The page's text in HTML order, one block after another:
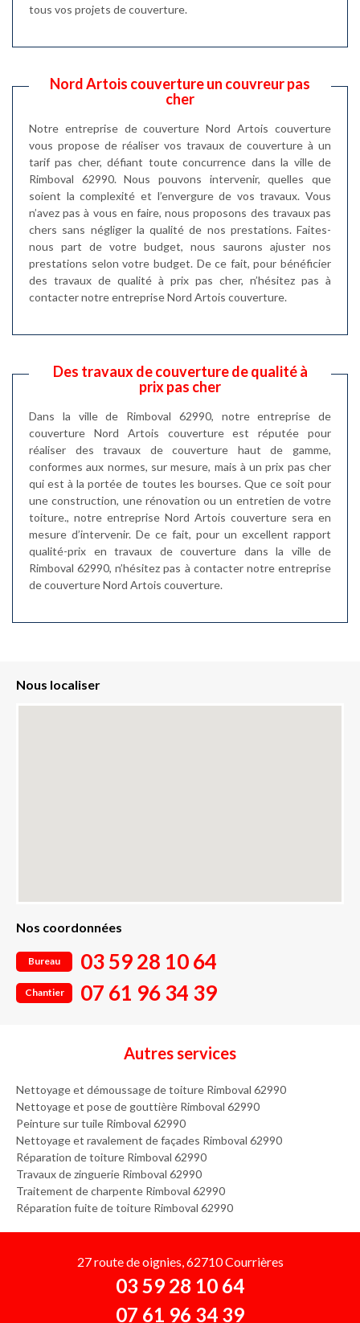
tous vos projets de couverture.
Nord Artois couverture un couvreur pas
cher
Notre entreprise de couverture Nord Artois couverture
vous propose de réaliser vos travaux de couverture à un
tarif pas cher, défiant toute concurrence dans la ville de
Rimboval 62990. Nous pouvons intervenir, quelles que
soient la complexité et l’envergure de vos travaux. Vous
n’avez pas à vous en faire, nous proposons des travaux pas
chers sans négliger la qualité de nos prestations. Faites-
nous part de votre budget, nous saurons ajuster nos
prestations selon votre budget. De ce fait, pour bénéficier
des travaux de qualité à prix pas cher, n’hésitez pas à
contacter notre entreprise Nord Artois couverture.
Des travaux de couverture de qualité à
prix pas cher
Dans la ville de Rimboval 62990, notre entreprise de
couverture Nord Artois couverture est réputée pour
réaliser des travaux de couverture haut de gamme,
conformes aux normes, sur mesure, mais à un prix pas cher
qui est à la portée de toutes les bourses. Que ce soit pour
une construction, une rénovation ou un entretien de votre
toiture., notre entreprise Nord Artois couverture sera en
mesure d’intervenir. De ce fait, pour un excellent rapport
qualité-prix en travaux de couverture dans la ville de
Rimboval 62990, n’hésitez pas à contacter notre entreprise
de couverture Nord Artois couverture.
Nous localiser
Nos coordonnées
Bureau 03 59 28 10 64
Chantier 07 61 96 34 39
Autres services
Nettoyage et démoussage de toiture Rimboval 62990
Nettoyage et pose de gouttière Rimboval 62990
Peinture sur tuile Rimboval 62990
Nettoyage et ravalement de façades Rimboval 62990
Réparation de toiture Rimboval 62990
Travaux de zinguerie Rimboval 62990
Traitement de charpente Rimboval 62990
Réparation fuite de toiture Rimboval 62990
27 route de oignies, 62710 Courrières
03 59 28 10 64
07 61 96 34 39